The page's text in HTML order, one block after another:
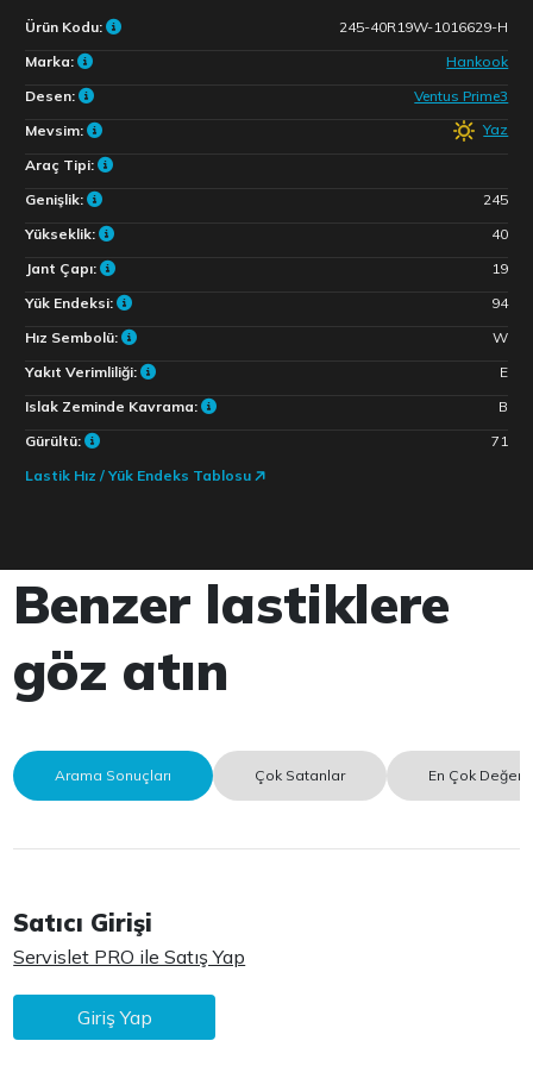
Ürün Kodu:
245-40R19W-1016629-H
Marka:
Hankook
Desen:
Ventus Prime3
Mevsim:
Yaz
Araç Tipi:
Genişlik:
245
Yükseklik:
40
Jant Çapı:
19
Yük Endeksi:
94
Hız Sembolü:
W
Yakıt Verimliliği:
E
Islak Zeminde Kavrama:
B
Gürültü:
71
Lastik Hız / Yük Endeks Tablosu
Benzer lastiklere
göz atın
Arama Sonuçları Çok Satanlar En Çok
Satıcı Girişi
Servislet PRO ile Satış Yap
Giriş Yap